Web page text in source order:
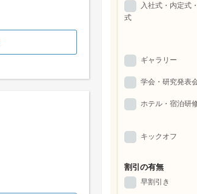
入社式・内定式
式
ギャラリー
学会・研究発表
ホテル・宿泊研
キックオフ
割引の有無
早割引き